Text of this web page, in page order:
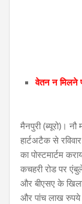
वेतन न मिलने
मैनपुरी (ब्यूरो)।
हार्टअटैक से
का पोस्टमार्टम
कचहरी रोड पर
और बीएसए के
और पांच लाख